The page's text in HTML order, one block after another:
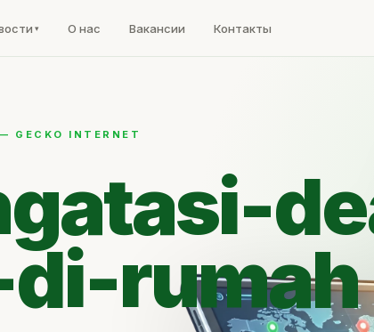
О нас Вакансии Контакты
GECKO INTERNET
rumah